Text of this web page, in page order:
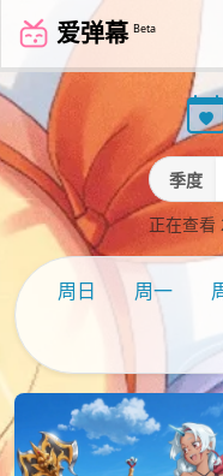
爱弹幕 Beta
季度
正在查看
周日 周一